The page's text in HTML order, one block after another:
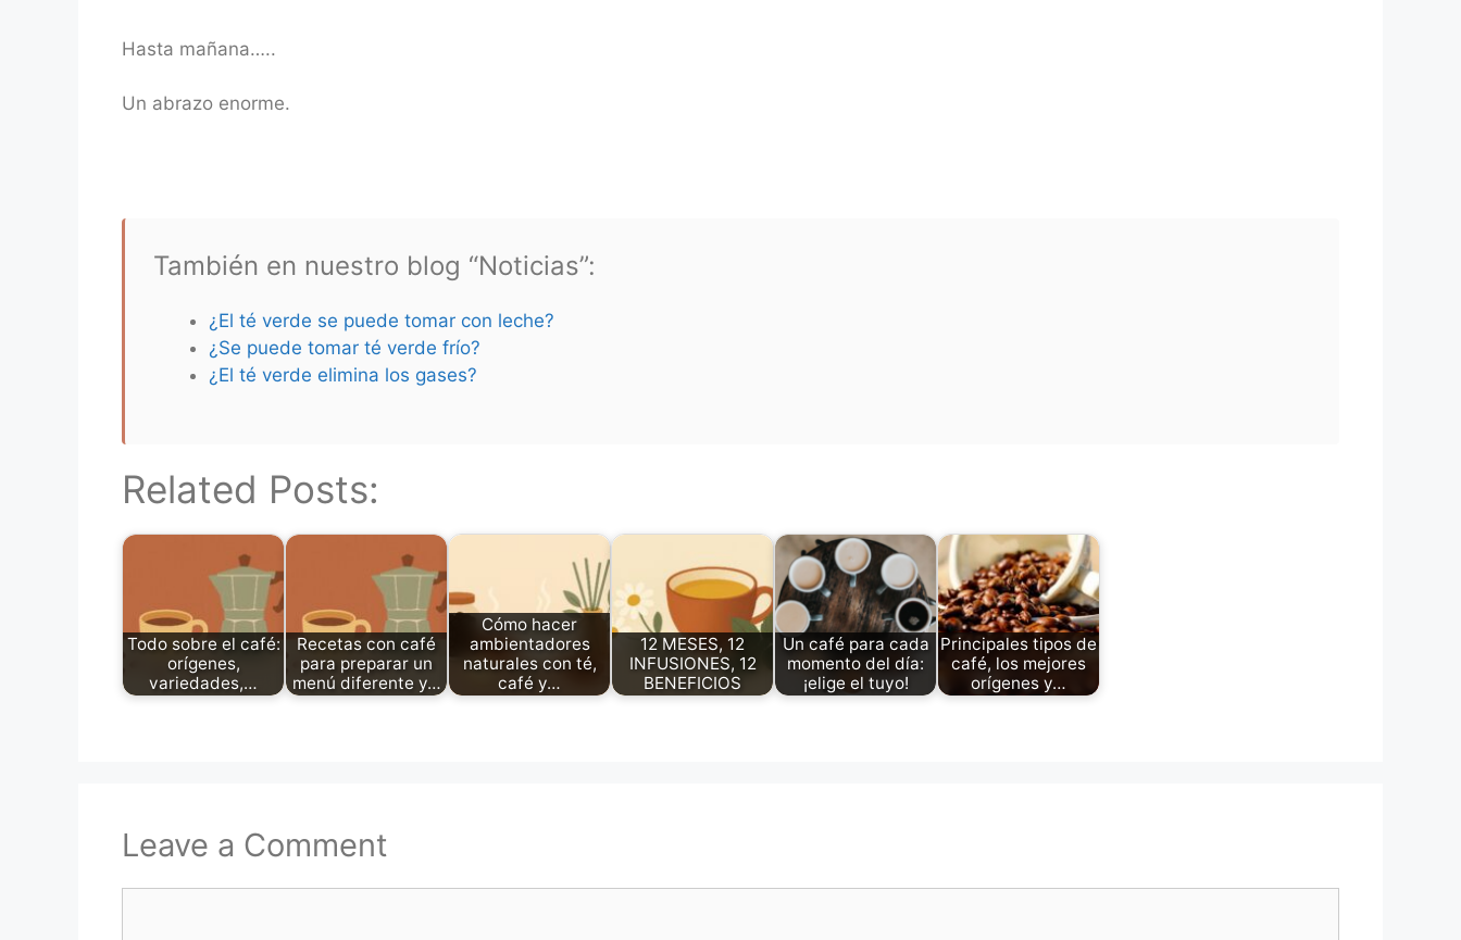
Hasta mañana…..
Un abrazo enorme.
También en nuestro blog “Noticias”:
¿El té verde se puede tomar con leche?
¿Se puede tomar té verde frío?
¿El té verde elimina los gases?
Related Posts:
Todo sobre el café:
orígenes,
variedades,…
Recetas con café
para preparar un
menú diferente y…
Cómo hacer
ambientadores
naturales con té,
café y…
12 MESES, 12
INFUSIONES, 12
BENEFICIOS
Un café para cada
momento del día:
¡elige el tuyo!
Principales tipos de
café, los mejores
orígenes y…
Leave a Comment